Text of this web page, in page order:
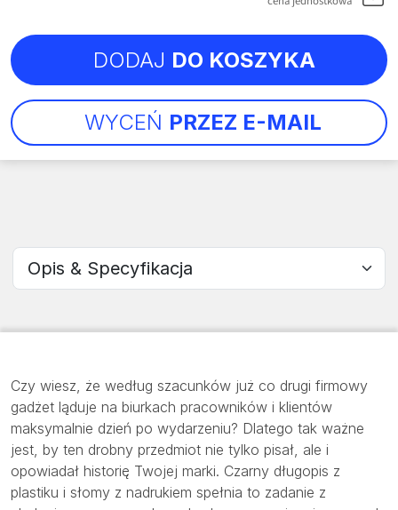
Czy wiesz, że według szacunków już co drugi firmowy
gadżet ląduje na biurkach pracowników i klientów
maksymalnie dzień po wydarzeniu? Dlatego tak ważne
jest, by ten drobny przedmiot nie tylko pisał, ale i
opowiadał historię Twojej marki. Czarny długopis z
plastiku i słomy z nadrukiem spełnia to zadanie z
Wybierz sekcję
WYCEŃ PRZEZ E-MAIL
DODAJ DO KOSZYKA